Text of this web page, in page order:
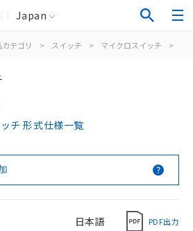
Japan
テゴリ > スイッチ > マイクロスイッチ >
チ 形式仕様一覧
日本語 PDF出力